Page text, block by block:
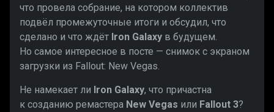
что провела собрание, на котором коллектив
подвёл промежуточные итоги и обсудил, что
сделано и что ждёт Iron Galaxy в будущем.
Но самое интересное в посте — снимок с экраном
загрузки из Fallout: New Vegas.
Не намекает ли Iron Galaxy, что причастна
к созданию ремастера New Vegas или Fallout 3?